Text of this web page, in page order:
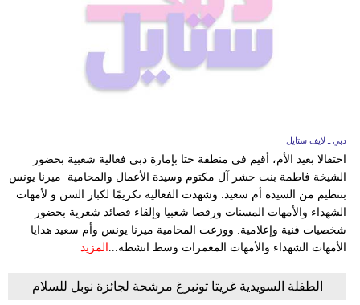
دبي ـ لايف ستايل
احتفالا بعيد الأم، أقيم في منطقة حتا بإمارة دبي فعالية شعبية بحضور
الشيخة فاطمة بنت حشر آل مكتوم وسيدة الأعمال والمحامية ميرنا يونس
بتنظيم من السيدة أم سعيد. وشهدت الفعالية تكريمًا لكبار السن و لأمهات
الشهداء والأمهات المسنات ورقصا شعبيا وإلقاء قصائد شعرية بحضور
شخصيات فنية وإعلامية. ووزعت المحامية ميرنا يونس وأم سعيد هدايا
الأمهات الشهداء والأمهات المعمرات وسط انشطة... المزيد
الطفلة السويدية غريتا تونبرغ مرشحة لجائزة نوبل للسلام